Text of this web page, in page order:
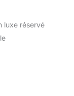
luxe réservé